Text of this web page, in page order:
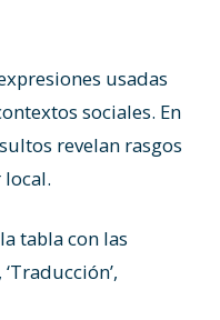
usadas
sociales. En
revelan rasgos
tabla con las